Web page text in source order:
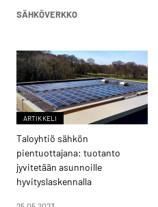
SÄHKÖVERKKO
ARTIKKELI
Taloyhtiö sähkön
pientuottajana: tuotanto
jyvitetään asunnoille
hyvityslaskennalla